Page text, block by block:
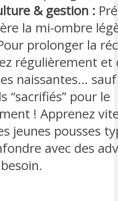
& gestion :
la mi-ombre
prolonger la
régulièrement et
naissantes…
“sacrifiés” pour le
! Apprenez
jeunes pousses
avec des